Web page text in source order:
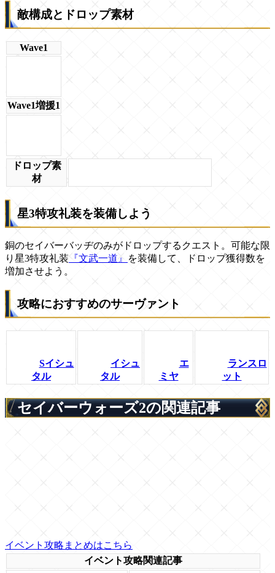
敵構成とドロップ素材
Wave1
Wave1増援1
ドロップ素
材
星3特攻礼装を装備しよう
銅のセイバーバッヂのみがドロップするクエスト。可能な限
り星3特攻礼装 『文武一道』
を装備して、ドロップ獲得数を
増加させよう。
攻略におすすめのサーヴァント
Sイシュ
タル
イシュ
タル
エ
ミヤ
ランスロ
ット
セイバーウォーズ2の関連記事
イベント攻略まとめはこちら
イベント攻略関連記事